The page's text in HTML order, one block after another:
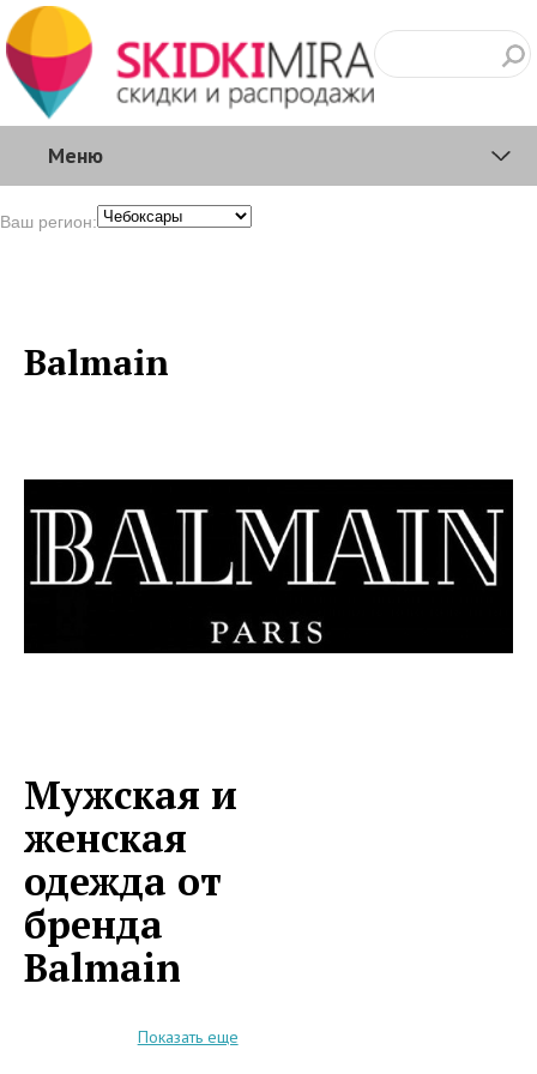
Меню
Ваш регион:
Balmain
Мужская и
женская
одежда от
бренда
Balmain
Показать еще